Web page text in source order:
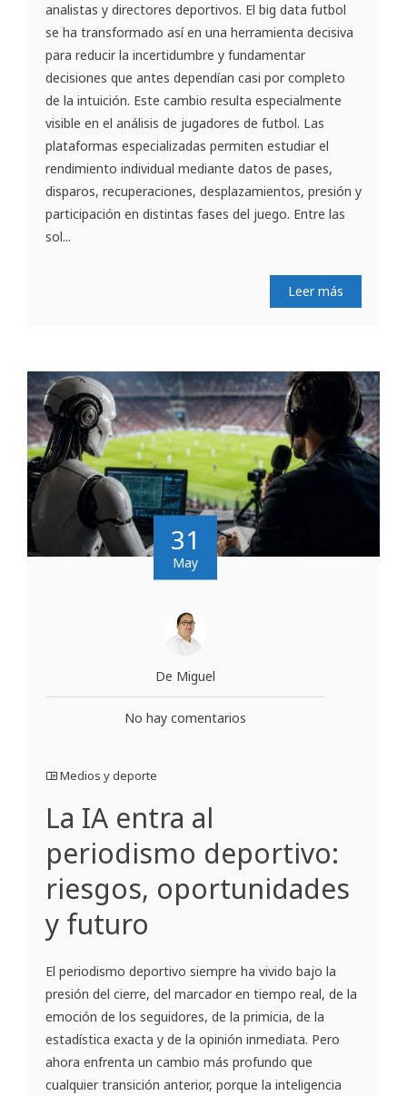
analistas y directores deportivos. El big data futbol
se ha transformado así en una herramienta decisiva
para reducir la incertidumbre y fundamentar
decisiones que antes dependían casi por completo
de la intuición. Este cambio resulta especialmente
visible en el análisis de jugadores de futbol. Las
plataformas especializadas permiten estudiar el
rendimiento individual mediante datos de pases,
disparos, recuperaciones, desplazamientos, presión y
participación en distintas fases del juego. Entre las
sol...
Leer más
31
May
De Miguel
No hay comentarios
Medios y deporte
La IA entra al
periodismo deportivo:
riesgos, oportunidades
y futuro
El periodismo deportivo siempre ha vivido bajo la
presión del cierre, del marcador en tiempo real, de la
emoción de los seguidores, de la primicia, de la
estadística exacta y de la opinión inmediata. Pero
ahora enfrenta un cambio más profundo que
cualquier transición anterior, porque la inteligencia